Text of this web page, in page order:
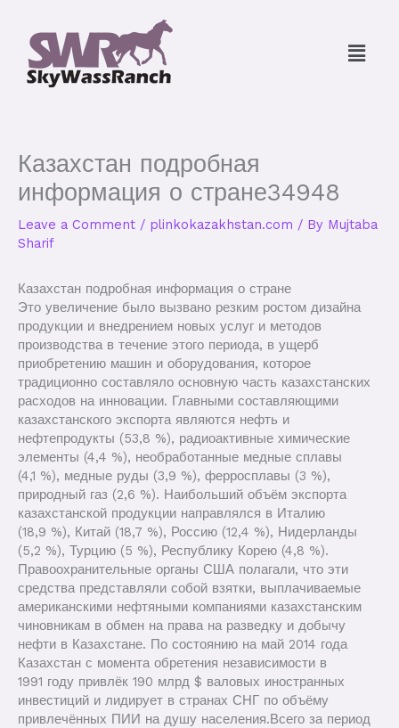
content
Menu
Казахстан подробная
информация о стране34948
Leave a Comment / plinkokazakhstan.com / By Mujtaba
Sharif
Казахстан подробная информация о стране
Это увеличение было вызвано резким ростом дизайна
продукции и внедрением новых услуг и методов
производства в течение этого периода, в ущерб
приобретению машин и оборудования, которое
традиционно составляло основную часть казахстанских
расходов на инновации. Главными составляющими
казахстанского экспорта являются нефть и
нефтепродукты (53,8 %), радиоактивные химические
элементы (4,4 %), необработанные медные сплавы
(4,1 %), медные руды (3,9 %), ферросплавы (3 %),
природный газ (2,6 %). Наибольший объём экспорта
казахстанской продукции направлялся в Италию
(18,9 %), Китай (18,7 %), Россию (12,4 %), Нидерланды
(5,2 %), Турцию (5 %), Республику Корею (4,8 %).
Правоохранительные органы США полагали, что эти
средства представляли собой взятки, выплачиваемые
американскими нефтяными компаниями казахстанским
чиновникам в обмен на права на разведку и добычу
нефти в Казахстане. По состоянию на май 2014 года
Казахстан с момента обретения независимости в
1991 году привлёк 190 млрд $ валовых иностранных
инвестиций и лидирует в странах СНГ по объёму
привлечённых ПИИ на душу населения.Всего за период